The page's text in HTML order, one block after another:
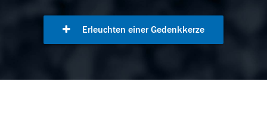
Erleuchten einer Gedenkkerze